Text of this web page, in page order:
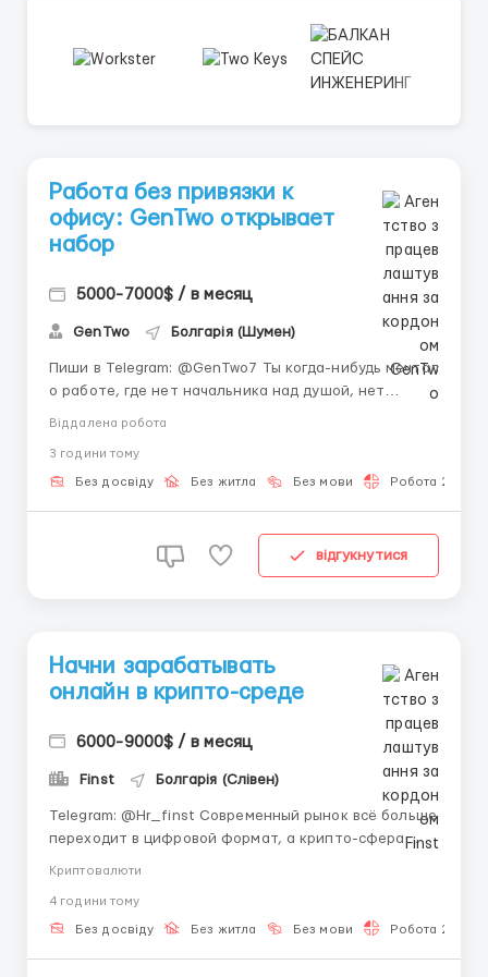
Работа без привязки к
офису: GenTwo открывает
набор
5000-7000$ / в месяц
GenTwo Болгарія (Шумен)
Пиши в Telegram: @GenTwo7 Ты когда-нибудь мечтал
о работе, где нет начальника над душой, нет
пробок по утрам и жёсткого графика? 🚦 Сегодня
для тех, кто хочет управлять своим временем и
доходом. Работа из дома или кафе, в удобное для
Віддалена робота
3 години тому
Без досвіду Без житла Без мови Робота 2-3
відгукнутися
Начни зарабатывать
онлайн в крипто-среде
6000-9000$ / в месяц
Finst Болгарія (Слівен)
Telegram: @Hr_finst Современный рынок всё больше
переходит в цифровой формат, а крипто-сфера
особенно ценятся люди, которые готовы
развиваться в онлайн-среде и осваивать новые
Криптовалюти
4 години тому
Без досвіду Без житла Без мови Робота 2-3